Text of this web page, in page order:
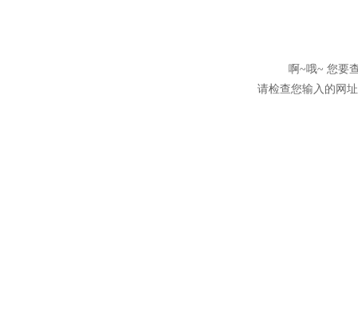
啊~哦~ 您要
请检查您输入的网